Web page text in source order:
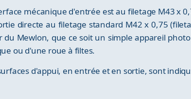
mécanique d'entrée est au filetage M43 x
directe au filetage standard M42 x 0,75
du Mewlon, que ce soit un simple appareil
ou d'une roue à filtes.
d'appui, en entrée et en sortie, sont